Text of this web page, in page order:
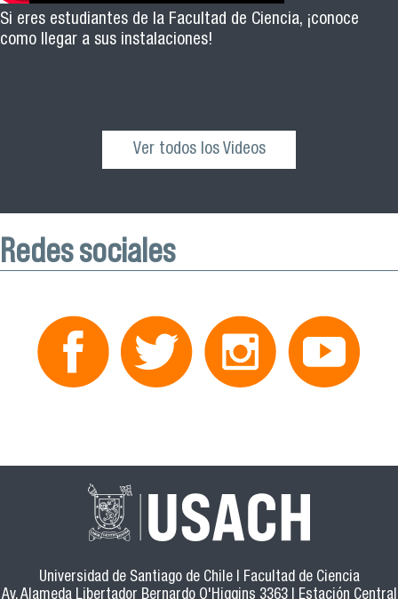
Si eres estudiantes de la Facultad de Ciencia, ¡conoce
como llegar a sus instalaciones!
Ver todos los Videos
Redes sociales
Universidad de Santiago de Chile | Facultad de Ciencia